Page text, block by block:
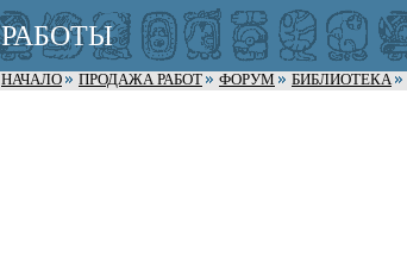
РАБОТЫ
НАЧАЛО ПРОДАЖА РАБОТ ФОРУМ БИБЛИОТЕКА